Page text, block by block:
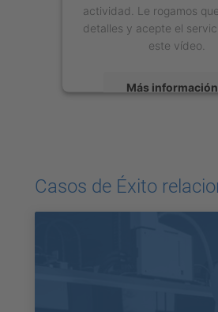
actividad. Le rogamos
detalles y acepte el
este vídeo.
Más información
Management
Casos de Éxito